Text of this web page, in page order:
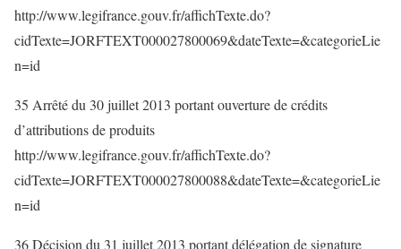
http://www.legifrance.gouv.fr/affichTexte.do?
cidTexte=JORFTEXT000027800069&dateTexte=&categorieLie
n=id
35 Arrêté du 30 juillet 2013 portant ouverture de crédits
d’attributions de produits
http://www.legifrance.gouv.fr/affichTexte.do?
cidTexte=JORFTEXT000027800088&dateTexte=&categorieLie
n=id
36 Décision du 31 juillet 2013 portant délégation de signature